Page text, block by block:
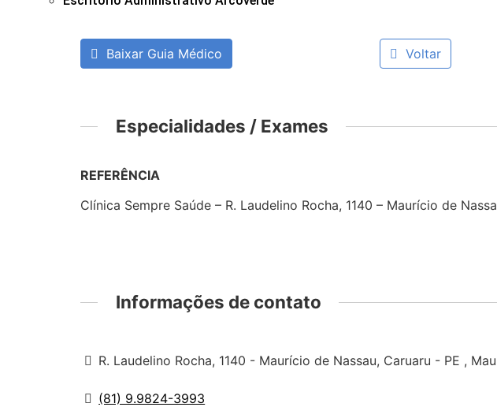
Baixar Guia Médico Voltar
Especialidades / Exames
REFERÊNCIA
Clínica Sempre Saúde – R. Laudelino Rocha, 1140 – Maurício de
Informações de contato
R. Laudelino Rocha, 1140 - Maurício de Nassau, Caruaru - PE ,
(81) 9.9824-3993